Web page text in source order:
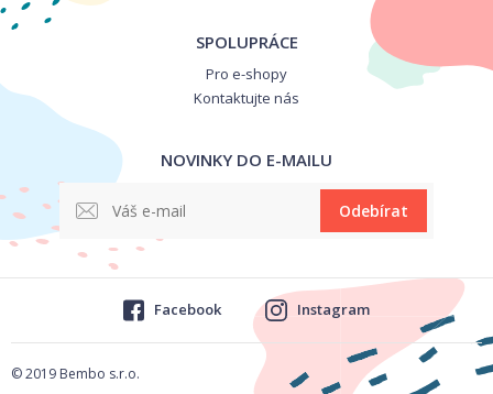
SPOLUPRÁCE
Pro e-shopy
Kontaktujte nás
NOVINKY DO E-MAILU
Odebírat
© 2019 Bembo s.r.o.
Facebook Instagram